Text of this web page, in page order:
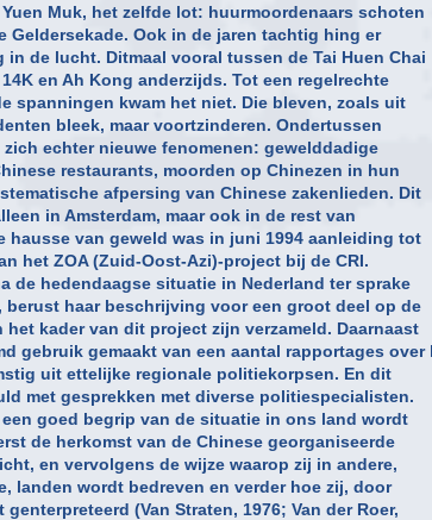
Muk, het zelfde lot: huurmoordenaars schoten
Geldersekade. Ook in de jaren tachtig hing er
de lucht. Ditmaal vooral tussen de Tai Huen Chai
en Ah Kong anderzijds. Tot een regelrechte
spanningen kwam het niet. Die bleven, zoals uit
bleek, maar voortzinderen. Ondertussen
zich echter nieuwe fenomenen: gewelddadige
restaurants, moorden op Chinezen in hun
afpersing van Chinese zakenlieden. Dit
in Amsterdam, maar ook in de rest van
hausse van geweld was in juni 1994 aanleiding tot
het ZOA (Zuid-Oost-Azi)-project bij de CRI.
de hedendaagse situatie in Nederland ter sprake
berust haar beschrijving voor een groot deel op de
het kader van dit project zijn verzameld. Daarnaast
gebruik gemaakt van een aantal rapportages over
uit ettelijke regionale politiekorpsen. En dit
met gesprekken met diverse politiespecialisten.
goed begrip van de situatie in ons land wordt
de herkomst van de Chinese georganiseerde
en vervolgens de wijze waarop zij in andere,
landen wordt bedreven en verder hoe zij, door
(Van Straten, 1976; Van der Roer,